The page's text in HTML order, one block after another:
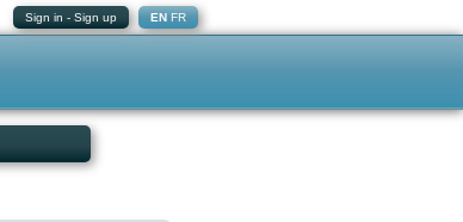
Sign in - Sign up EN FR